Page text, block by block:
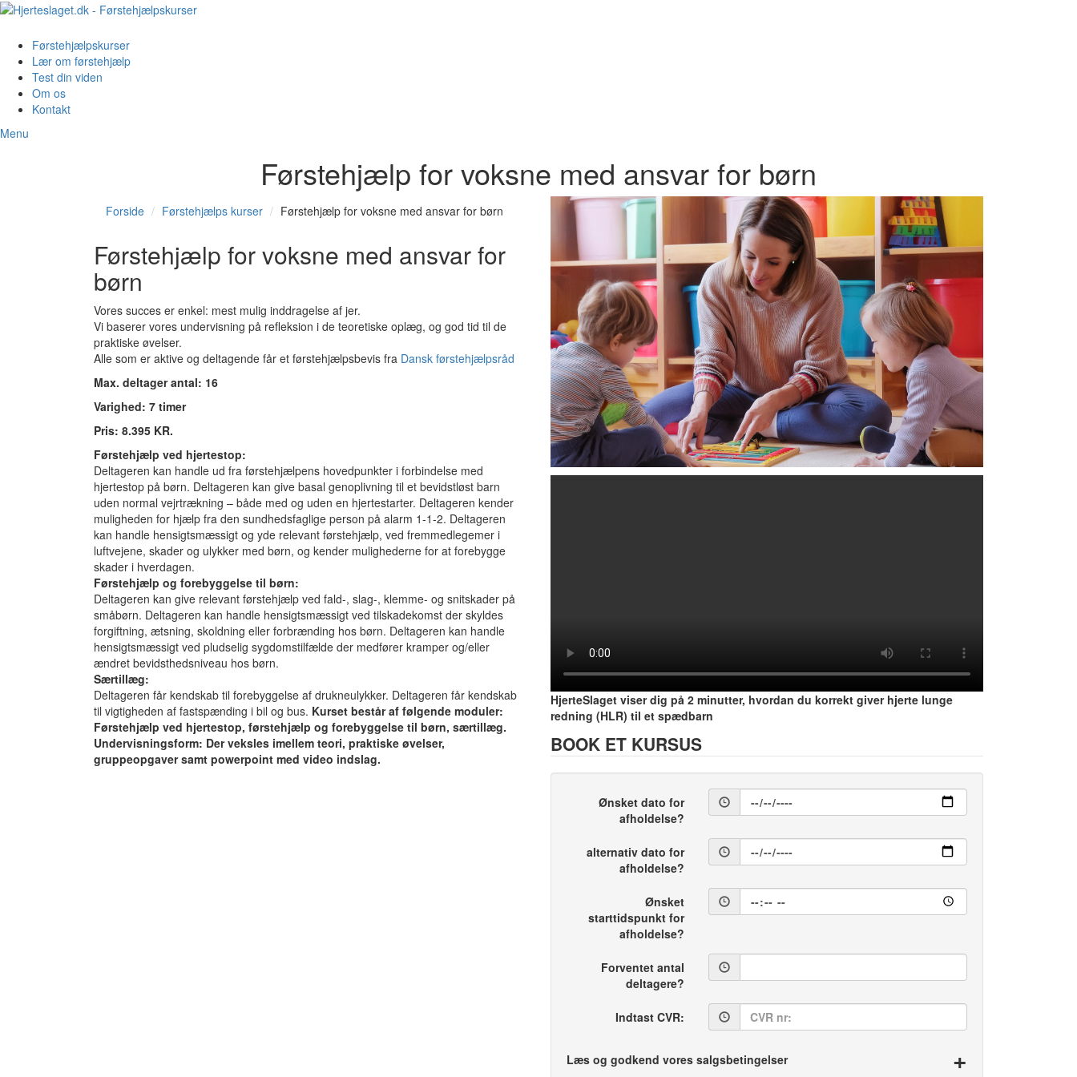
Førstehjælpskurser
Lær om førstehjælp
Test din viden
Om os
Kontakt
Menu
Førstehjælp for voksne med ansvar for børn
Forside Førstehjælps kurser Førstehjælp for voksne med ansvar for børn
Førstehjælp for voksne med ansvar for
børn
Vores succes er enkel: mest mulig inddragelse af jer.
Vi baserer vores undervisning på refleksion i de teoretiske oplæg, og god tid til de
praktiske øvelser.
Alle som er aktive og deltagende får et førstehjælpsbevis fra Dansk førstehjælpsråd
Max. deltager antal: 16
Varighed: 7 timer
Pris: 8.395 KR.
Førstehjælp ved hjertestop:
Deltageren kan handle ud fra førstehjælpens hovedpunkter i forbindelse med
hjertestop på børn. Deltageren kan give basal genoplivning til et bevidstløst barn
uden normal vejrtrækning – både med og uden en hjertestarter. Deltageren kender
muligheden for hjælp fra den sundhedsfaglige person på alarm 1-1-2. Deltageren
kan handle hensigtsmæssigt og yde relevant førstehjælp, ved fremmedlegemer i
luftvejene, skader og ulykker med børn, og kender mulighederne for at forebygge
skader i hverdagen.
Førstehjælp og forebyggelse til børn:
Deltageren kan give relevant førstehjælp ved fald-, slag-, klemme- og snitskader på
småbørn. Deltageren kan handle hensigtsmæssigt ved tilskadekomst der skyldes
forgiftning, ætsning, skoldning eller forbrænding hos børn. Deltageren kan handle
hensigtsmæssigt ved pludselig sygdomstilfælde der medfører kramper og/eller
ændret bevidsthedsniveau hos børn.
Særtillæg:
Deltageren får kendskab til forebyggelse af drukneulykker. Deltageren får kendskab
til vigtigheden af fastspænding i bil og bus. Kurset består af følgende moduler:
Førstehjælp ved hjertestop, førstehjælp og forebyggelse til børn, særtillæg.
Undervisningsform: Der veksles imellem teori, praktiske øvelser,
gruppeopgaver samt powerpoint med video indslag.
HjerteSlaget viser dig på 2 minutter, hvordan du korrekt giver hjerte lunge
redning (HLR) til et spædbarn
BOOK ET KURSUS
Ønsket dato for
afholdelse?
alternativ dato for
afholdelse?
Ønsket
starttidspunkt for
afholdelse?
Forventet antal
deltagere?
Indtast CVR:
Læs og godkend vores salgsbetingelser +